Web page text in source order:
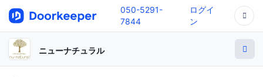
050-5291-
7844
ログイ
ン
ニューナチュラル